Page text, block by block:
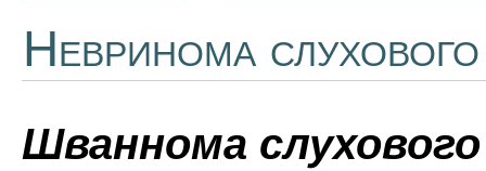
Невринома
Шваннома